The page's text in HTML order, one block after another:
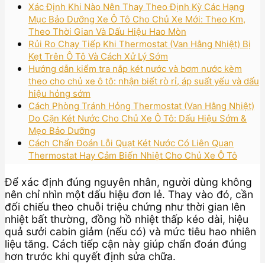
Xác Định Khi Nào Nên Thay Theo Định Kỳ Các Hạng
Mục Bảo Dưỡng Xe Ô Tô Cho Chủ Xe Mới: Theo Km,
Theo Thời Gian Và Dấu Hiệu Hao Mòn
Rủi Ro Chạy Tiếp Khi Thermostat (Van Hằng Nhiệt) Bị
Kẹt Trên Ô Tô Và Cách Xử Lý Sớm
Hướng dẫn kiểm tra nắp két nước và bơm nước kèm
theo cho chủ xe ô tô: nhận biết rò rỉ, áp suất yếu và dấu
hiệu hỏng sớm
Cách Phòng Tránh Hỏng Thermostat (Van Hằng Nhiệt)
Do Cặn Két Nước Cho Chủ Xe Ô Tô: Dấu Hiệu Sớm &
Mẹo Bảo Dưỡng
Cách Chẩn Đoán Lỗi Quạt Két Nước Có Liên Quan
Thermostat Hay Cảm Biến Nhiệt Cho Chủ Xe Ô Tô
Để xác định đúng nguyên nhân, người dùng không
nên chỉ nhìn một dấu hiệu đơn lẻ. Thay vào đó, cần
đối chiếu theo chuỗi triệu chứng như thời gian lên
nhiệt bất thường, đồng hồ nhiệt thấp kéo dài, hiệu
quả sưởi cabin giảm (nếu có) và mức tiêu hao nhiên
liệu tăng. Cách tiếp cận này giúp chẩn đoán đúng
hơn trước khi quyết định sửa chữa.